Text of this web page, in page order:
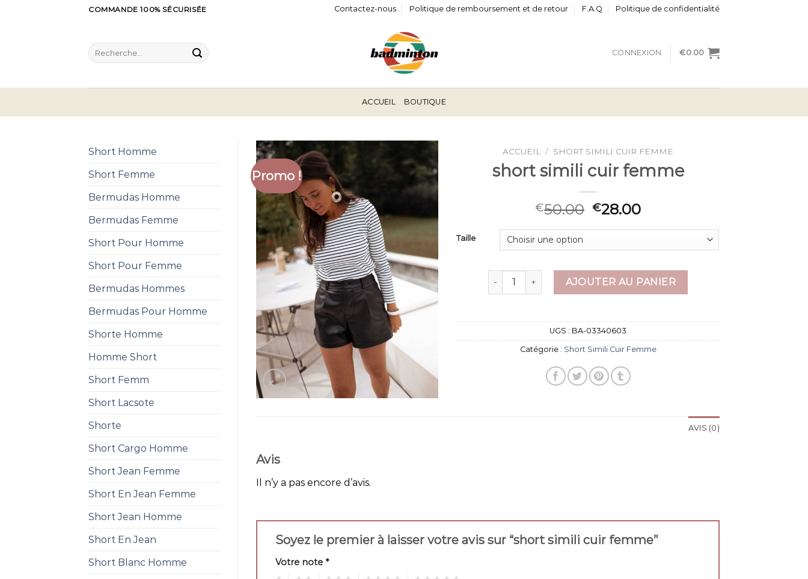
COMMANDE 100% SÉCURISÉE Contactez-nous Politique de remboursement et de retour F.A.Q Politique de confidentialité
Recherche
pour :
CONNEXION €0.00
ACCUEIL BOUTIQUE
Short Homme
Short Femme
Bermudas Homme
Bermudas Femme
Short Pour Homme
Short Pour Femme
Bermudas Hommes
Bermudas Pour Homme
Shorte Homme
Homme Short
Short Femm
Short Lacsote
Shorte
Short Cargo Homme
Short Jean Femme
Short En Jean Femme
Short Jean Homme
Short En Jean
Short Blanc Homme
Promo !
ACCUEIL / SHORT SIMILI CUIR FEMME
short simili cuir femme
€50.00 €28.00
Taille
quantité de short simili cuir femme
AJOUTER AU PANIER
UGS : BA-03340603
Catégorie : Short Simili Cuir Femme
AVIS (0)
Avis
Il n’y a pas encore d’avis.
Soyez le premier à laisser votre avis sur “short simili cuir femme”
Votre note *